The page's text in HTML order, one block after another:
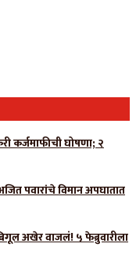
कर्जमाफीची घोषणा; २
पवारांचे विमान अपघातात
अखेर वाजलं! ५ फेब्रुवारीला